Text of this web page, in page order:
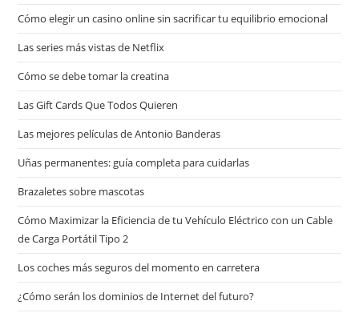
Cómo elegir un casino online sin sacrificar tu equilibrio emocional
Las series más vistas de Netflix
Cómo se debe tomar la creatina
Las Gift Cards Que Todos Quieren
Las mejores películas de Antonio Banderas
Uñas permanentes: guía completa para cuidarlas
Brazaletes sobre mascotas
Cómo Maximizar la Eficiencia de tu Vehículo Eléctrico con un Cable
de Carga Portátil Tipo 2
Los coches más seguros del momento en carretera
¿Cómo serán los dominios de Internet del futuro?